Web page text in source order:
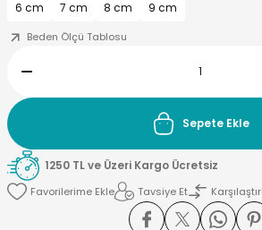
6 cm
7 cm 8 cm
9 cm
Beden Ölçü Tablosu
Sepete Ekle
1250 TL ve Üzeri Kargo Ücretsiz
Tavsiye Et
Karşılaştır
Kağıdı